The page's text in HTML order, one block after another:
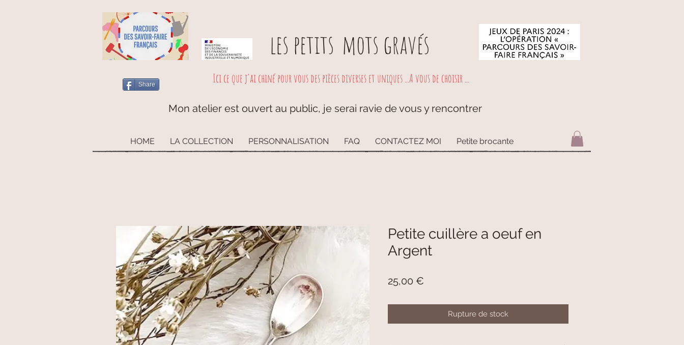
Share
les petits mots gravés
Ici ce que j'ai chiné pour vous des pièces diverses et uniques ...A vous de choisir ...
Mon atelier est ouvert au public, je serai ravie de vous y rencontrer
HOME LA COLLECTION PERSONNALISATION FAQ CONTACTEZ MOI Petite brocante
Petite cuillère a oeuf en
Argent
25,00 €
Rupture de stock